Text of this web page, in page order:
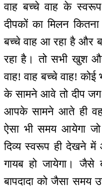
वाह बच्चे वाह के
दीपकों का मिलन
बच्चे वाह आ रहा है और
रहा है। तो सभी खुश
वाह! वाह बच्चे वाह!
के सामने आवे तो दीप जग
आपके सामने आते ही
ऐसा भी समय आयेगा
दिव्य स्वरूप ही देखने में
गायब हो जायेगा। जैसे
बापदादा को जैसा